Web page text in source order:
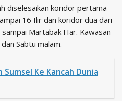
diselesaikan koridor pertama
16 Ilir dan koridor dua dari
Martabak Har. Kawasan
Sabtu malam.
Sumsel Ke Kancah Dunia